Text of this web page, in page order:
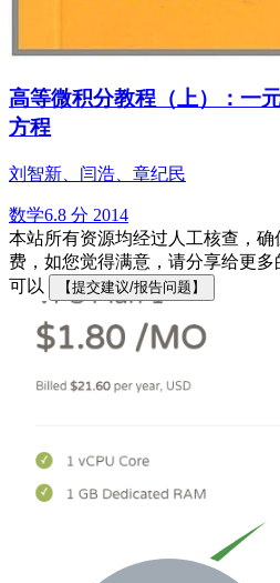
高等微积分教程（上）：一
方程
刘智新、闫浩、章纪民
数学6.8 分 2014
本站所有资源均经过人工核查，
费，如您觉得满意，请分享给更多
可以
【提交建议/报告问题】